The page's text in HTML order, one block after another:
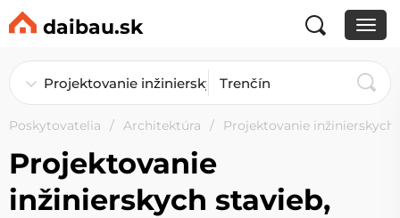
daibau.sk
Poskytovatelia Architektúra Projektovanie inžinierskych
Projektovanie
inžinierskych stavieb,